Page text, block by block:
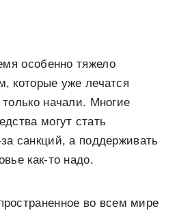
особенно тяжело
которые уже лечатся
начали. Многие
могут стать
санкций, а поддерживать
как-то надо.
во всем мире